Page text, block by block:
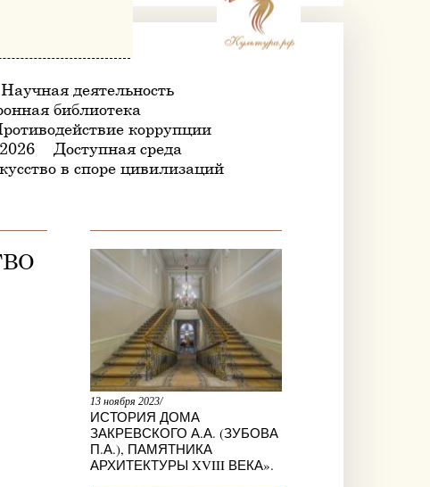
Научная деятельность
библиотека
коррупции
Доступная среда
в споре цивилизаций
13 ноября 2023/
ИСТОРИЯ ДОМА
ЗАКРЕВСКОГО А.А. (ЗУБОВА
П.А.), ПАМЯТНИКА
АРХИТЕКТУРЫ XVIII ВЕКА».